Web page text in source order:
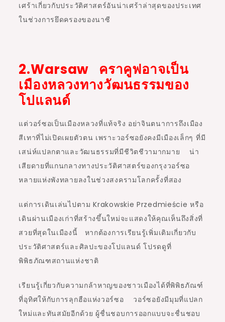
เศร้าเกี่ยวกับประวัติศาสตร์อันน่าเศร้าล่าสุดของประเทศ
ในช่วงการยึดครองของนาซี
2.Warsaw คราคูฟอาจเป็น
เมืองหลวงทางวัฒนธรรมของ
โปแลนด์
แต่วอร์ซอเป็นเมืองหลวงที่แท้จริง อย่าจินตนาการถึงเมือง
สีเทาที่ไม่เปิดเผยตัวตน เพราะวอร์ซอยังคงมีเมืองเล็กๆ ที่มี
เสน่ห์แปลกตาและวัฒนธรรมที่มีชีวิตชีวามากมาย น่า
เสียดายที่แกนกลางทางประวัติศาสตร์ของกรุงวอร์ซอ
หลายแห่งพังทลายลงในช่วงสงครามโลกครั้งที่สอง
แต่การเดินเล่นไปตาม Krakowskie Przedmieście หรือ
เดินผ่านเมืองเก่าที่สร้างขึ้นใหม่จะแสดงให้คุณเห็นถึงสิ่งที่
สวยที่สุดในเมืองนี้ หากต้องการเรียนรู้เพิ่มเติมเกี่ยวกับ
ประวัติศาสตร์และศิลปะของโปแลนด์ โปรดดูที่
พิพิธภัณฑสถานแห่งชาติ
เรียนรู้เกี่ยวกับความกล้าหาญของชาวเมืองได้ที่พิพิธภัณฑ์
ที่อุทิศให้กับการลุกฮือแห่งวอร์ซอ วอร์ซอยังมีมุมที่แปลก
ใหม่และทันสมัยอีกด้วย ผู้ชื่นชอบการออกแบบจะชื่นชอบ